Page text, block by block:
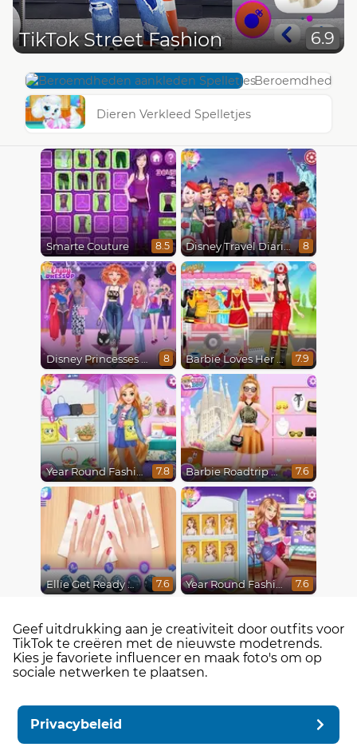
TikTok Street Fashion 6.9
Beroemdheden
Dieren Verkleed Spelletjes
Smarte Couture 8.5 Disney Travel Diaries: City Break 8
Disney Princesses Runway Show 8 Barbie Loves Her Job 7.9
Year Round Fashionista Rapunzel 7.8 Barbie Roadtrip Adventure 7.6
Ellie Get Ready With Me 2 7.6 Year Round Fashionista Belle 7.6
Geef uitdrukking aan je creativiteit door outfits voor
TikTok te creëren met de nieuwste modetrends.
Kies je favoriete influencer en maak foto's om op
sociale netwerken te plaatsen.
Privacybeleid